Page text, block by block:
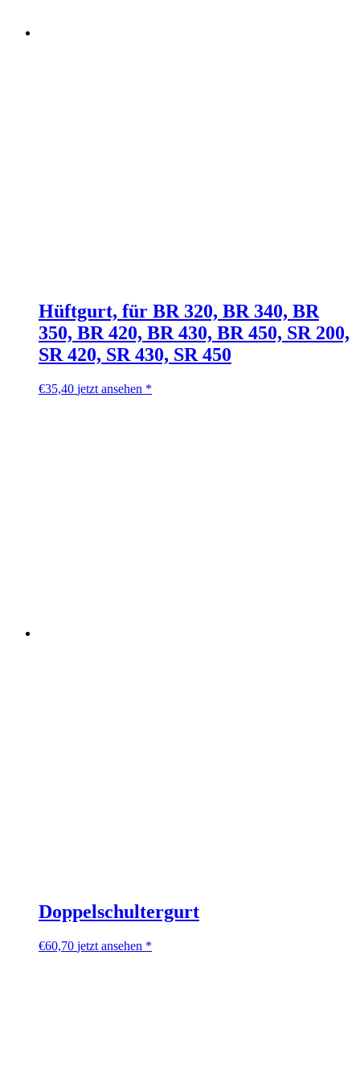
Hüftgurt, für BR 320, BR 340, BR
350, BR 420, BR 430, BR 450, SR 200,
SR 420, SR 430, SR 450
€35,40 jetzt ansehen *
Doppelschultergurt
€60,70 jetzt ansehen *